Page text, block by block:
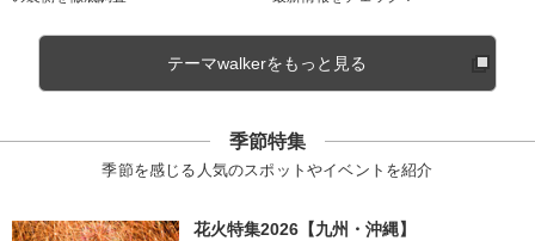
テーマwalkerをもっと見る
季節特集
季節を感じる人気のスポットやイベントを紹介
花火特集2026【九州・沖縄】